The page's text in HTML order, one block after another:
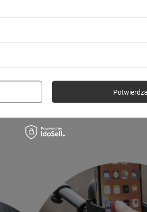
ramiona, a nacisk na dolną
zamocowany.